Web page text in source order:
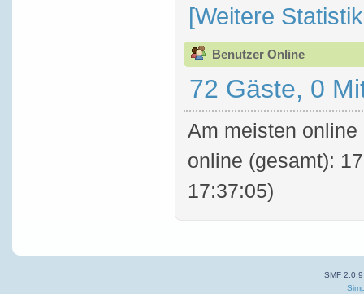
[Weitere
Benutzer Online
72 Gäste, 0
Am meisten
online (gesamt):
17:37:05)
SMF 2.0.9